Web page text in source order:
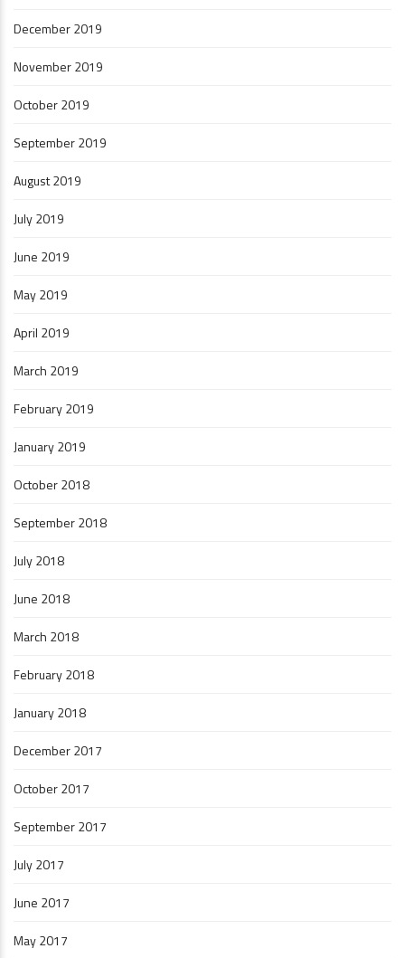
December 2019
November 2019
October 2019
September 2019
August 2019
July 2019
June 2019
May 2019
April 2019
March 2019
February 2019
January 2019
October 2018
September 2018
July 2018
June 2018
March 2018
February 2018
January 2018
December 2017
October 2017
September 2017
July 2017
June 2017
May 2017